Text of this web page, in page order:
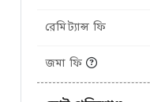
রেমিট্যান্স ফি
জমা ফি